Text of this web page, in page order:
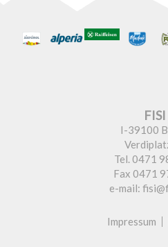
FISI
I-39100
Tel. 0471
Fax 0471
e-mail:
Impressum